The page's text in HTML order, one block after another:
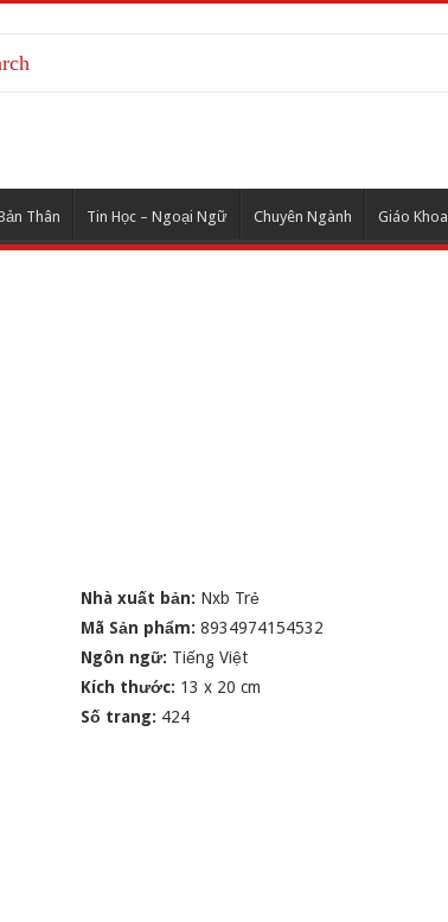
Thân Tin Học – Ngoại Ngữ Chuyên Ngành Giáo Khoa
Nhà xuất bản: Nxb Trẻ
Mã Sản phẩm:8934974154532
Ngôn ngữ: Tiếng Việt
Kích thước: 13 x 20 cm
Số trang: 424